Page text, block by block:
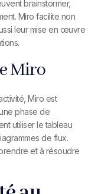
brainstormer,
Miro facilite non
leur mise en œuvre
Miro
Miro est
phase de
utiliser le tableau
de flux.
et à résoudre